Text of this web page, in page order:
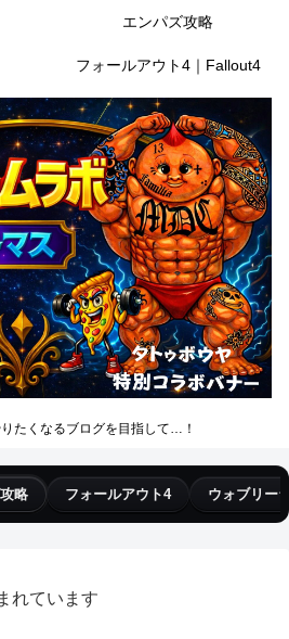
たくなるブログを目指して…！
エンパズ攻略
フォールアウト4｜Fallout4
略 フォールアウト4 ウォブリー
れています